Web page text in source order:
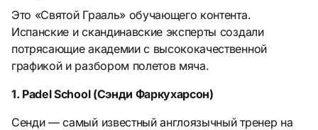
Это «Святой Грааль» обучающего контента.
Испанские и скандинавские эксперты создали
потрясающие академии с высококачественной
графикой и разбором полетов мяча.
1. Padel School (Сэнди Фаркухарсон)
Сенди — самый известный англоязычный тренер на